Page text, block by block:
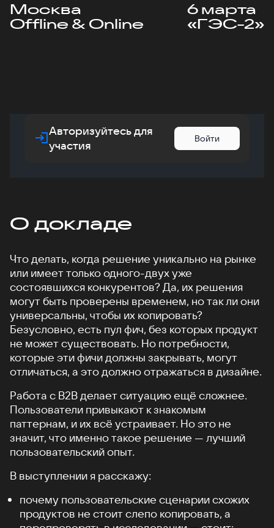
Москва
Offline & Online
6 марта
«ГЭС-2»
Авторизуйтесь для
участия
Войти
О докладе
Что делать, когда решение уникально на рынке
или имеет только одного-двух уже
состоявшихся конкурентов? Да, их решения
могут быть проверены временем, но так ли они
универсальны, чтобы их копировать?
Безусловно, есть пул фич, без которых продукт
не может существовать. Но потребности,
которые эти фичи должны закрывать, могут
отличаться, а это должно отражаться в дизайне.
Работа с B2B делает ситуацию ещё сложнее.
Пользователи привыкают к знакомым
паттернам, и их всё устраивает. Но это не
значит, что именно такое решение — лучший
пользовательский опыт.
В выступлении я расскажу:
почему пользовательские сценарии схожих
продуктов не стоит слепо копировать, а